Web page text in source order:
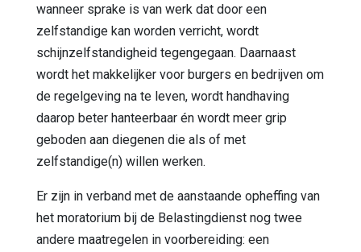
wanneer sprake is van werk dat door een
zelfstandige kan worden verricht, wordt
schijnzelfstandigheid tegengegaan. Daarnaast
wordt het makkelijker voor burgers en bedrijven om
de regelgeving na te leven, wordt handhaving
daarop beter hanteerbaar én wordt meer grip
geboden aan diegenen die als of met
zelfstandige(n) willen werken.
Er zijn in verband met de aanstaande opheffing van
het moratorium bij de Belastingdienst nog twee
andere maatregelen in voorbereiding: een